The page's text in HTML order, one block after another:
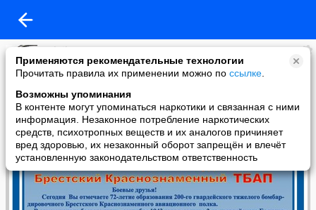
Применяются рекомендательные технологии
Прочитать правила их применении можно по ссылке
Возможны упоминания
В контенте могут упоминаться наркотики и связанная с ними
информация. Незаконное потребление наркотических
средств, психотропных веществ и их аналогов причиняет
вред здоровью, их незаконный оборот запрещён и влечёт
установленную законодательством ответственность
Dalnik
added a photo
10 Jan в 08:59